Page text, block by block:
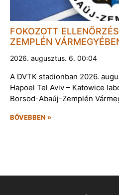
FOKOZOTT
ZEMPLÉN
2026. augusztus. 6. 00:04
A DVTK stadionban 2026.
Hapoel Tel Aviv – Katowice
Borsod-Abaúj-Zemplén
BŐVEBBEN »